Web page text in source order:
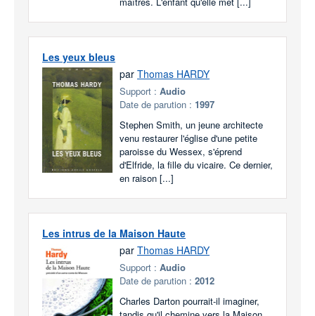
Les yeux bleus
par Thomas HARDY
Support : Audio
Date de parution : 1997
Stephen Smith, un jeune architecte
venu restaurer l'église d'une petite
paroisse du Wessex, s'éprend
d'Elfride, la fille du vicaire. Ce dernier,
en raison [...]
Les intrus de la Maison Haute
par Thomas HARDY
Support : Audio
Date de parution : 2012
Charles Darton pourrait-il imaginer,